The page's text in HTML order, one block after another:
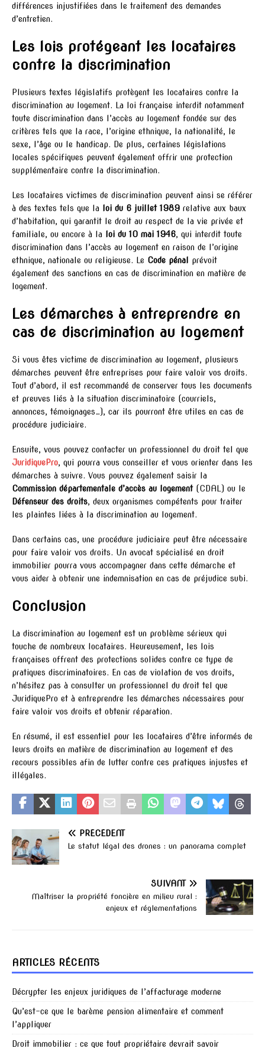
différences injustifiées dans le traitement des demandes
d’entretien.
Les lois protégeant les locataires
contre la discrimination
Plusieurs textes législatifs protègent les locataires contre la
discrimination au logement. La loi française interdit notamment
toute discrimination dans l’accès au logement fondée sur des
critères tels que la race, l’origine ethnique, la nationalité, le
sexe, l’âge ou le handicap. De plus, certaines législations
locales spécifiques peuvent également offrir une protection
supplémentaire contre la discrimination.
Les locataires victimes de discrimination peuvent ainsi se référer
à des textes tels que la
loi du 6 juillet 1989 relative aux baux
d’habitation, qui garantit le droit au respect de la vie privée et
familiale, ou encore à la
loi du 10 mai 1946, qui interdit toute
discrimination dans l’accès au logement en raison de l’origine
ethnique, nationale ou religieuse. Le Code pénal
prévoit
également des sanctions en cas de discrimination en matière de
logement.
Les démarches à entreprendre en
cas de discrimination au logement
Si vous êtes victime de discrimination au logement, plusieurs
démarches peuvent être entreprises pour faire valoir vos droits.
Tout d’abord, il est recommandé de conserver tous les documents
et preuves liés à la situation discriminatoire (courriels,
annonces, témoignages…), car ils pourront être utiles en cas de
procédure judiciaire.
Ensuite, vous pouvez contacter un professionnel du droit tel que
JuridiquePro, qui pourra vous conseiller et vous orienter dans les
démarches à suivre. Vous pouvez également saisir la
Commission départementale d’accès au logement(CDAL) ou le
Défenseur des droits, deux organismes compétents pour traiter
les plaintes liées à la discrimination au logement.
Dans certains cas, une procédure judiciaire peut être nécessaire
pour faire valoir vos droits. Un avocat spécialisé en droit
immobilier pourra vous accompagner dans cette démarche et
vous aider à obtenir une indemnisation en cas de préjudice subi.
Conclusion
La discrimination au logement est un problème sérieux qui
touche de nombreux locataires. Heureusement, les lois
françaises offrent des protections solides contre ce type de
pratiques discriminatoires. En cas de violation de vos droits,
n’hésitez pas à consulter un professionnel du droit tel que
JuridiquePro et à entreprendre les démarches nécessaires pour
faire valoir vos droits et obtenir réparation.
En résumé, il est essentiel pour les locataires d’être informés de
leurs droits en matière de discrimination au logement et des
recours possibles afin de lutter contre ces pratiques injustes et
illégales.
PRÉCÉDENT
Le statut légal des drones : un panorama complet
SUIVANT
Maîtriser la propriété foncière en milieu rural :
enjeux et réglementations
ARTICLES RÉCENTS
Décrypter les enjeux juridiques de l’affacturage moderne
Qu’est-ce que le barème pension alimentaire et comment
l’appliquer
Droit immobilier : ce que tout propriétaire devrait savoir